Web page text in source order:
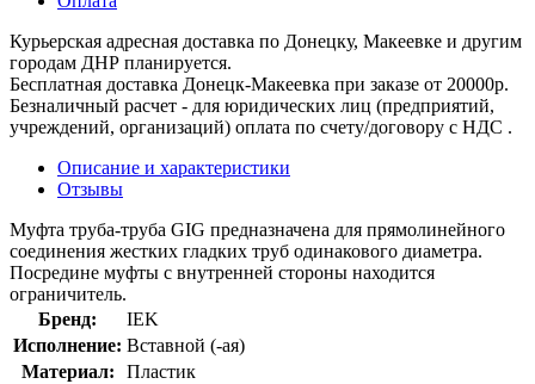
Курьерская адресная доставка по Донецку, Макеевке и другим
городам ДНР планируется.
Бесплатная доставка Донецк-Макеевка при заказе от 20000р.
Безналичный расчет - для юридических лиц (предприятий,
учреждений, организаций) оплата по счету/договору с НДС .
Описание и характеристики
Отзывы
Муфта труба-труба GIG предназначена для прямолинейного
соединения жестких гладких труб одинакового диаметра.
Посредине муфты с внутренней стороны находится
ограничитель.
Бренд:
IEK
Исполнение: Вставной (-ая)
Материал:
Пластик